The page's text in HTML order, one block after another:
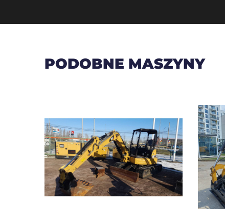
PODOBNE MASZYNY